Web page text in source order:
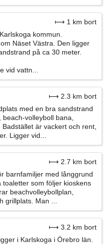
⟼ 1 km bort
kommun.
Näset Västra. Den ligger
på ca 30 meter.
vid vattn...
⟼ 2.3 km bort
med en bra sandstrand
volleyboll bana,
är vackert och rent,
Ligger vid...
⟼ 2.7 km bort
barnfamiljer med långgrund
som följer kioskens
beachvolleybollplan,
grillplats. Man ...
⟼ 3.2 km bort
i Karlskoga i Örebro län.